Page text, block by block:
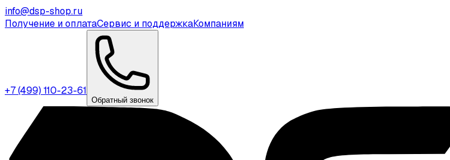
info@dsp-shop.ru
Получение и оплатаСервис и поддержкаКомпаниям
+7 (499) 110-23-61
Обратный звонок